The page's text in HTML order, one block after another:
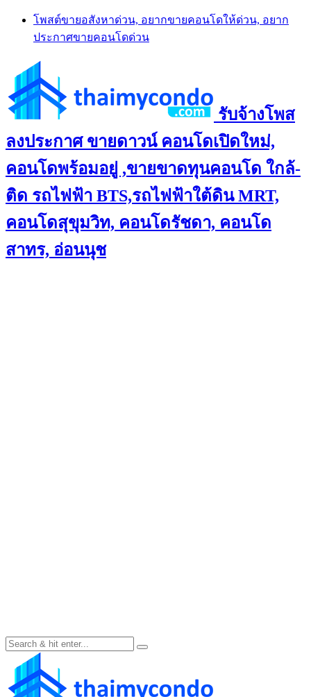
Skip
content
โพสต์ขายอสังหาด่วน, อยากขายคอนโดให้ด่วน, อยาก
ประกาศขายคอนโดด่วน
รับจ้างโพส
ลงประกาศ ขายดาวน์ คอนโดเปิดใหม่,
คอนโดพร้อมอยู่ ,ขายขาดทุนคอนโด ใกล้-
ติด รถไฟฟ้า BTS,รถไฟฟ้าใต้ดิน MRT,
คอนโดสุขุมวิท, คอนโดรัชดา, คอนโด
สาทร, อ่อนนุช